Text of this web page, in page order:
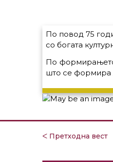
По повод 75
со богата
По формирањето
што се формира
ᐸ Претходна вест